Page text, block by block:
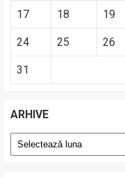
17 18 19
24 25 26
31
ARHIVE
Arhive